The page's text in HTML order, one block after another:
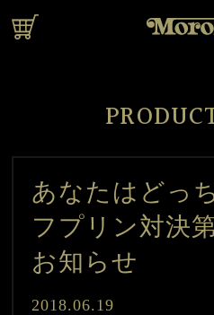
あなたはどっ
フプリン対決
お知らせ
2018.06.19